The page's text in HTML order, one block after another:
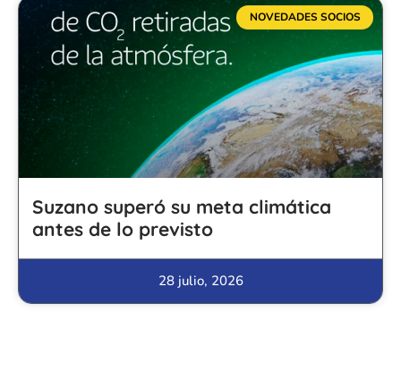
NOVEDADES SOCIOS
Suzano superó su meta climática
antes de lo previsto
28 julio, 2026